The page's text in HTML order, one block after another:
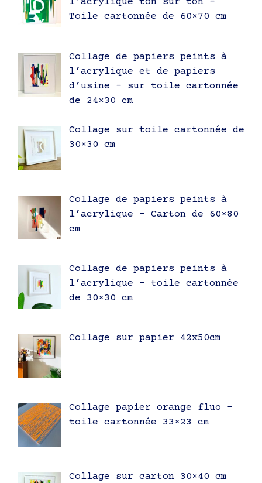
l’acrylique ton sur ton –
Toile cartonnée de 60×70 cm
Collage de papiers peints à
l’acrylique et de papiers
d’usine – sur toile cartonnée
de 24×30 cm
Collage sur toile cartonnée de
30×30 cm
Collage de papiers peints à
l’acrylique – Carton de 60×80
cm
Collage de papiers peints à
l’acrylique – toile cartonnée
de 30×30 cm
Collage sur papier 42x50cm
Collage papier orange fluo –
toile cartonnée 33×23 cm
Collage sur carton 30×40 cm